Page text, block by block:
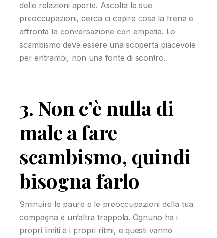
delle relazioni aperte. Ascolta le sue
preoccupazioni, cerca di capire cosa la frena e
affronta la conversazione con empatia. Lo
scambismo deve essere una scoperta piacevole
per entrambi, non una fonte di scontro.
3. Non c’è nulla di
male a fare
scambismo, quindi
bisogna farlo
Sminuire le paure e le preoccupazioni della tua
compagna è un’altra trappola. Ognuno ha i
propri limiti e i propri ritmi, e questi vanno